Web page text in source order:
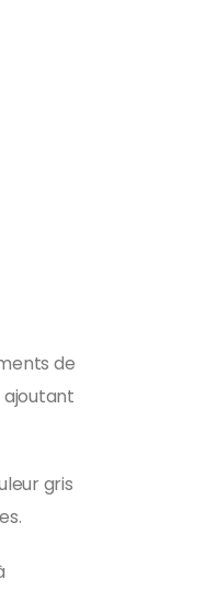
de
ajoutant
gris